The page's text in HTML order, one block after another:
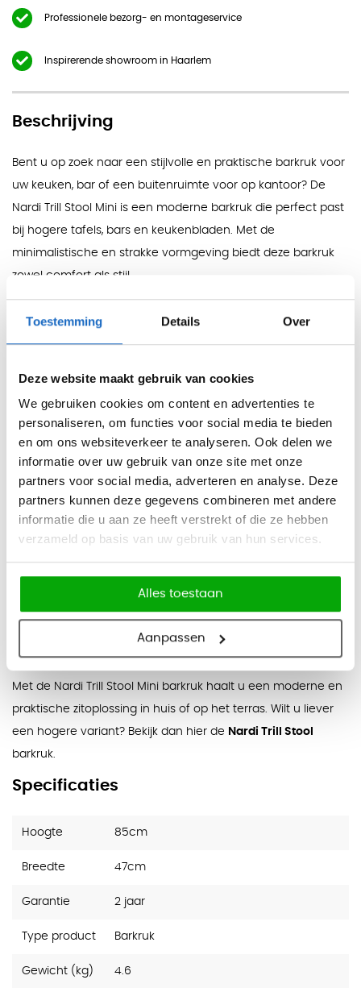
Toestemming Details Over
Deze website maakt gebruik van cookies
We gebruiken cookies om content en advertenties te
personaliseren, om functies voor social media te bieden
en om ons websiteverkeer te analyseren. Ook delen we
informatie over uw gebruik van onze site met onze
partners voor social media, adverteren en analyse. Deze
partners kunnen deze gegevens combineren met andere
informatie die u aan ze heeft verstrekt of die ze hebben
verzameld op basis van uw gebruik van hun services.
Alles toestaan
Aanpassen
Professionele bezorg- en montageservice
Inspirerende showroom in Haarlem
Beschrijving
Bent u op zoek naar een stijlvolle en praktische barkruk voor
uw keuken, bar of een buitenruimte voor op kantoor? De
Nardi Trill Stool Mini is een moderne barkruk die perfect past
bij hogere tafels, bars en keukenbladen. Met de
minimalistische en strakke vormgeving biedt deze barkruk
zowel comfort als stijl.
UV-bestendige afwerking, is de Trill Stool Mini duurzaam en
een monobloc ontwerp is, vallen beschadigingen en
antislip poten, zodat deze stevig staat op verschillende
ondergronden, en zorgt het stapelbare ontwerp ervoor dat u
de barkruk gemakkelijk kunt opbergen.
Belangrijke kenmerken:
ruimtebesparend.
Onderhoudsvriendelijk:makkelijk en snel schoon te
maken met een vochtige doek.
beschikbaar in verschillende kleuren.
Met de Nardi Trill Stool Mini barkruk haalt u een moderne en
praktische zitoplossing in huis of op het terras. Wilt u liever
een hogere variant? Bekijk dan hier de Nardi Trill Stool
barkruk.
Specificaties
Hoogte 85cm
Breedte 47cm
Garantie 2 jaar
Type product Barkruk
Gewicht (kg) 4.6